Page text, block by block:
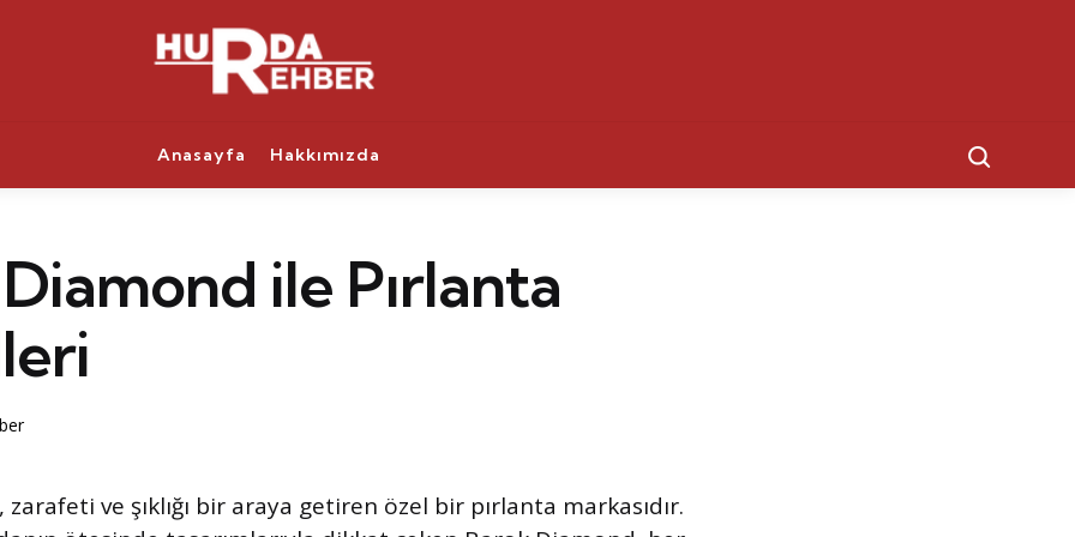
Anasayfa Hakkımızda
ile Pırlanta
ve şıklığı bir araya getiren özel bir pırlanta markasıdır.